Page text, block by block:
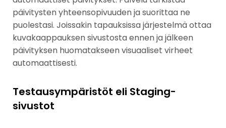
päivitysten yhteensopivuuden ja suorittaa ne
puolestasi. Joissakin tapauksissa järjestelmä ottaa
kuvakaappauksen sivustosta ennen ja jälkeen
päivityksen huomatakseen visuaaliset virheet
automaattisesti.
Testausympäristöt eli Staging-
sivustot